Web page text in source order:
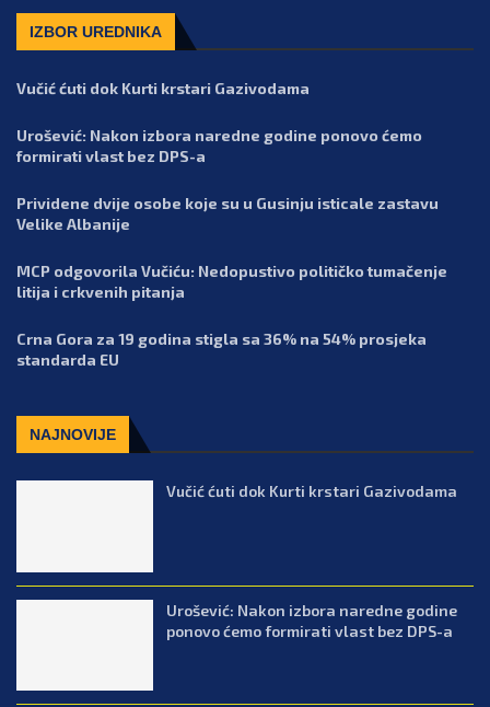
IZBOR UREDNIKA
Vučić ćuti dok Kurti krstari Gazivodama
Urošević: Nakon izbora naredne godine ponovo ćemo
formirati vlast bez DPS-a
Prividene dvije osobe koje su u Gusinju isticale zastavu
Velike Albanije
MCP odgovorila Vučiću: Nedopustivo političko tumačenje
litija i crkvenih pitanja
Crna Gora za 19 godina stigla sa 36% na 54% prosjeka
standarda EU
NAJNOVIJE
Vučić ćuti dok Kurti krstari Gazivodama
Urošević: Nakon izbora naredne godine
ponovo ćemo formirati vlast bez DPS-a